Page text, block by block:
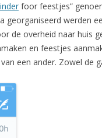
foor feestjes”
werden
de overheid naar huis
en feestjes
een ander. Zowel de